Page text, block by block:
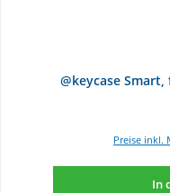
@keycase
Preise inkl.
In